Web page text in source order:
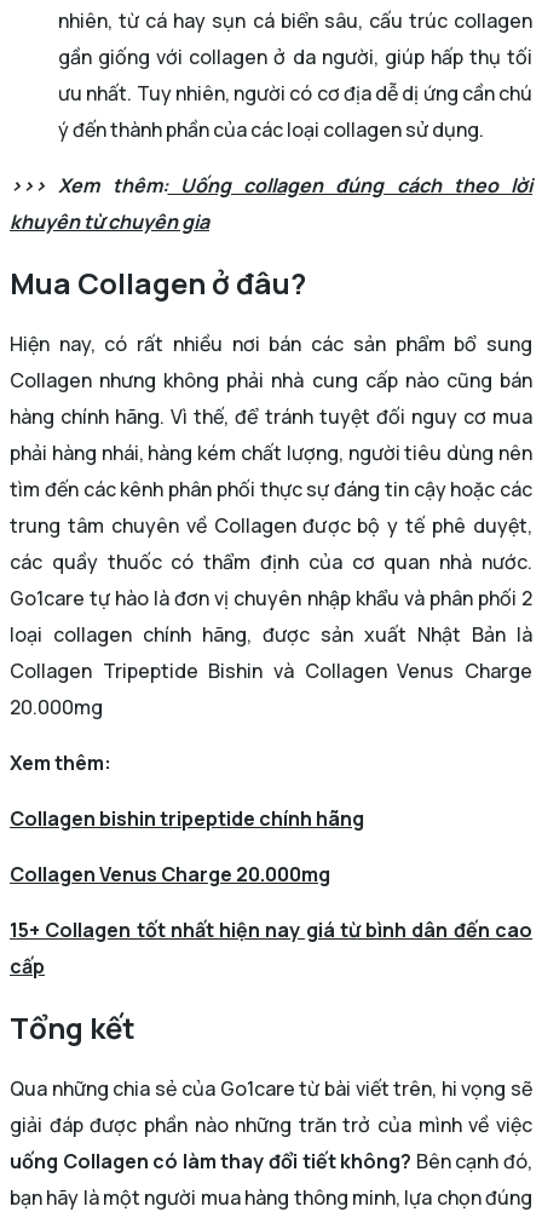
nhiên, từ cá hay sụn cá biển sâu, cấu trúc collagen
gần giống với collagen ở da người, giúp hấp thụ tối
ưu nhất. Tuy nhiên, người có cơ địa dễ dị ứng cần chú
ý đến thành phần của các loại collagen sử dụng.
>>> Xem thêm:Uống collagen đúng cách theo lời
khuyên từ chuyên gia
Mua Collagen ở đâu?
Hiện nay, có rất nhiều nơi bán các sản phẩm bổ sung
Collagen nhưng không phải nhà cung cấp nào cũng bán
hàng chính hãng. Vì thế, để tránh tuyệt đối nguy cơ mua
phải hàng nhái, hàng kém chất lượng, người tiêu dùng nên
tìm đến các kênh phân phối thực sự đáng tin cậy hoặc các
trung tâm chuyên về Collagen được bộ y tế phê duyệt,
các quầy thuốc có thẩm định của cơ quan nhà nước.
Go1care tự hào là đơn vị chuyên nhập khẩu và phân phối 2
loại collagen chính hãng, được sản xuất Nhật Bản là
Collagen Tripeptide Bishin và Collagen Venus Charge
20.000mg
Xem thêm:
Collagen bishin tripeptide chính hãng
Collagen Venus Charge 20.000mg
15+ Collagen tốt nhất hiện nay giá từ bình dân đến cao
cấp
Tổng kết
Qua những chia sẻ của Go1care từ bài viết trên, hi vọng sẽ
giải đáp được phần nào những trăn trở của mình về việc
uống Collagen có làm thay đổi tiết không? Bên cạnh đó,
bạn hãy là một người mua hàng thông minh, lựa chọn đúng